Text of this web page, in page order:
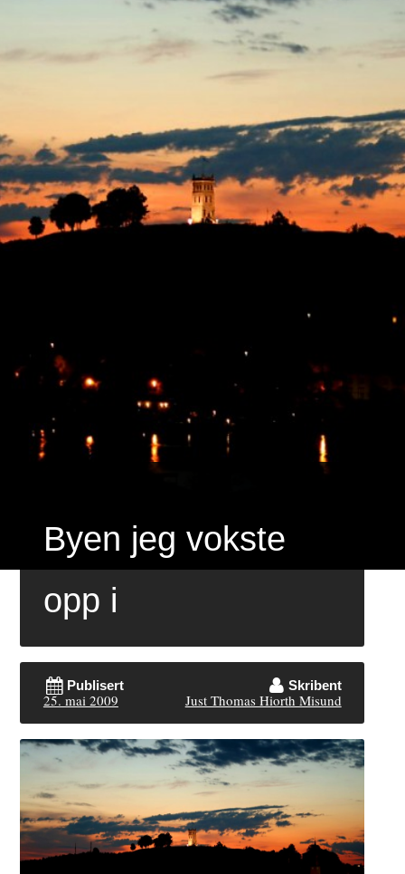
Byen jeg vokste
opp i
Publisert
25. mai 2009
Skribent
Just Thomas Hiorth Misund